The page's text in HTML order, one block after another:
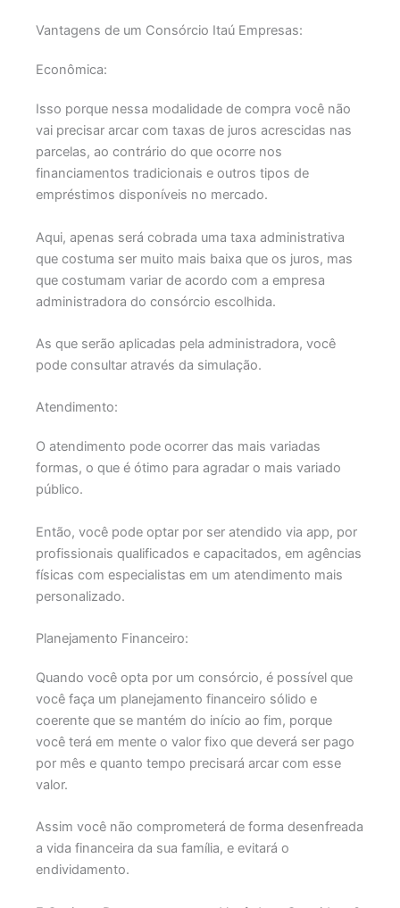
Vantagens de um Consórcio Itaú Empresas:
Econômica:
Isso porque nessa modalidade de compra você não
vai precisar arcar com taxas de juros acrescidas nas
parcelas, ao contrário do que ocorre nos
financiamentos tradicionais e outros tipos de
empréstimos disponíveis no mercado.
Aqui, apenas será cobrada uma taxa administrativa
que costuma ser muito mais baixa que os juros, mas
que costumam variar de acordo com a empresa
administradora do consórcio escolhida.
As que serão aplicadas pela administradora, você
pode consultar através da simulação.
Atendimento:
O atendimento pode ocorrer das mais variadas
formas, o que é ótimo para agradar o mais variado
público.
Então, você pode optar por ser atendido via app, por
profissionais qualificados e capacitados, em agências
físicas com especialistas em um atendimento mais
personalizado.
Planejamento Financeiro:
Quando você opta por um consórcio, é possível que
você faça um planejamento financeiro sólido e
coerente que se mantém do início ao fim, porque
você terá em mente o valor fixo que deverá ser pago
por mês e quanto tempo precisará arcar com esse
valor.
Assim você não comprometerá de forma desenfreada
a vida financeira da sua família, e evitará o
endividamento.